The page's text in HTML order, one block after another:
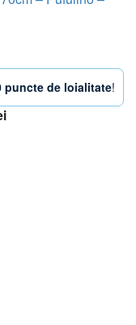
puncte de loialitate!
Prețul